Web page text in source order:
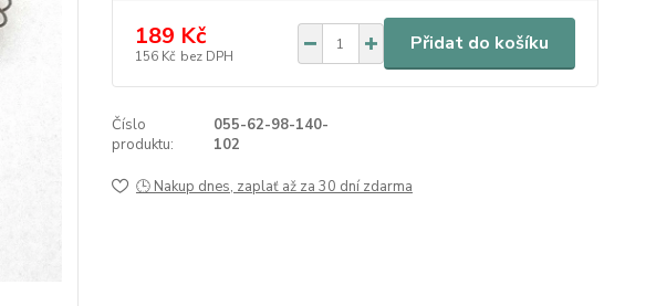
189 Kč
156 Kč bez DPH
Přidat do košíku
Číslo
produktu:
055-62-98-140-
102
🕒 Nakup dnes, zaplať až za 30 dní zdarma